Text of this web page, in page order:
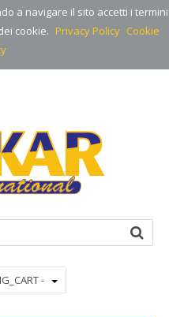
a navigare il sito accetti i termini
cookie. Privacy Policy Cookie
-